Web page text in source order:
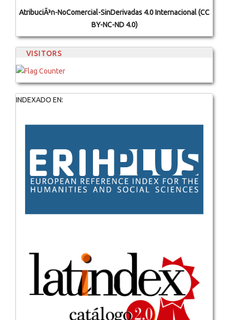
AtribuciÃ³n-NoComercial-SinDerivadas 4.0 Internacional (CC
BY-NC-ND 4.0)
VISITORS
INDEXADO EN: